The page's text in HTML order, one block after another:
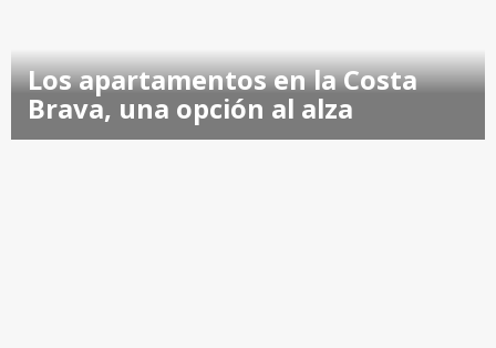
Los apartamentos en la Costa
Brava, una opción al alza